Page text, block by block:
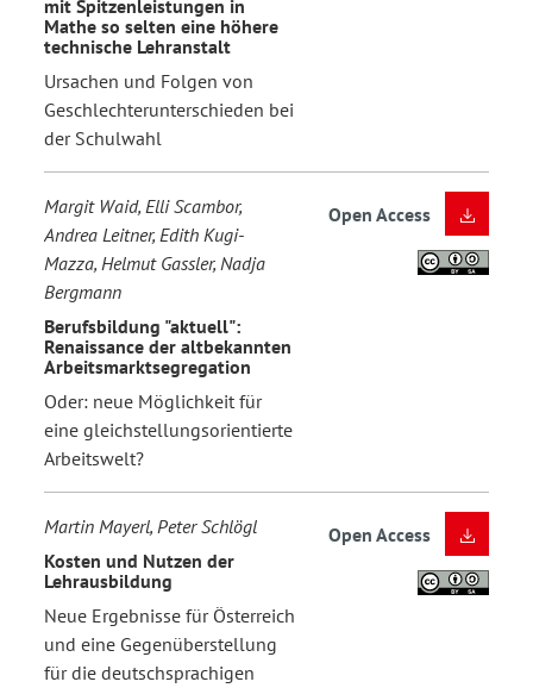
mit Spitzenleistungen in
Mathe so selten eine höhere
technische Lehranstalt
Ursachen und Folgen von
Geschlechterunterschieden bei
der Schulwahl
Margit Waid, Elli Scambor,
Andrea Leitner, Edith Kugi-
Mazza, Helmut Gassler, Nadja
Bergmann
Berufsbildung "aktuell":
Renaissance der altbekannten
Arbeitsmarktsegregation
Oder: neue Möglichkeit für
eine gleichstellungsorientierte
Arbeitswelt?
Open Access
Martin Mayerl, Peter Schlögl
Kosten und Nutzen der
Lehrausbildung
Neue Ergebnisse für Österreich
und eine Gegenüberstellung
für die deutschsprachigen
Open Access